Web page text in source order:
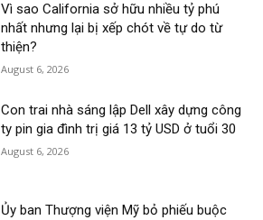
Vì sao California sở hữu nhiều tỷ phú
nhất nhưng lại bị xếp chót về tự do từ
thiện?
August 6, 2026
Con trai nhà sáng lập Dell xây dựng công
ty pin gia đình trị giá 13 tỷ USD ở tuổi 30
August 6, 2026
Ủy ban Thượng viện Mỹ bỏ phiếu buộc